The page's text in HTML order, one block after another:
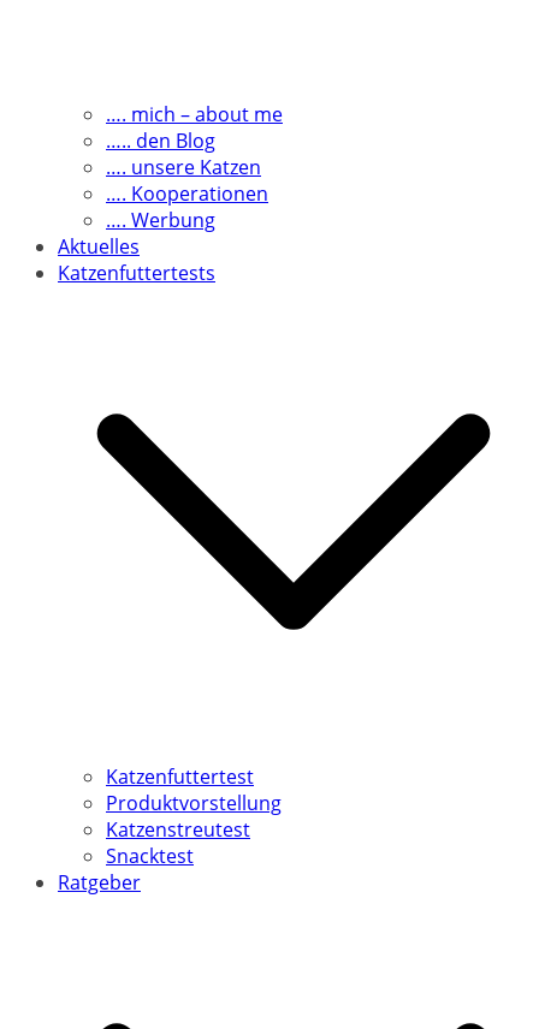
…. mich – about me
….. den Blog
…. unsere Katzen
…. Kooperationen
…. Werbung
Aktuelles
Katzenfuttertests
Katzenfuttertest
Produktvorstellung
Katzenstreutest
Snacktest
Ratgeber